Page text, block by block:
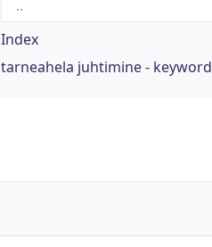
Index
tarneahela juhtimine - keyword